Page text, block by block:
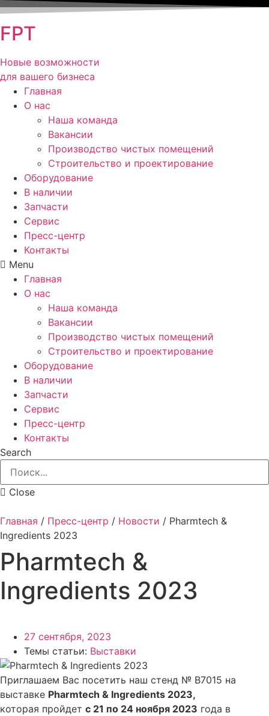
FPT
Новые возможности
для вашего бизнеса
Главная
О нас
Наша команда
Вакансии
Производство чистых помещений
Строительство и проектирование
Оборудование
В наличии
Запчасти
Сервис
Пресс-центр
Контакты
Menu
Главная
О нас
Наша команда
Вакансии
Производство чистых помещений
Строительство и проектирование
Оборудование
В наличии
Запчасти
Сервис
Пресс-центр
Контакты
Search
Close
Главная / Пресс-центр / Новости / Pharmtech &
Ingredients 2023
Pharmtech &
Ingredients 2023
27 сентября, 2023
Темы статьи: Выставки
Приглашаем Вас посетить наш стенд № B7015 на
выставке Pharmtech & Ingredients 2023,
которая пройдет с 21 по 24 ноября 2023 года в